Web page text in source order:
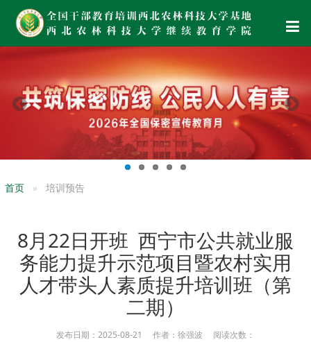
首页 培训预告
8月22日开班 西宁市公共就业服
务能力提升示范项目暨农村实用
人才带头人素质提升培训班（第
二期）
发布日期：2025-08-21 作者：徐强波 阅读次数：